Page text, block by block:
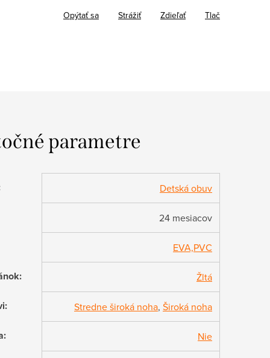
Tlač
Opýtať sa Strážiť Zdieľať
parametre
Detská obuv
24 mesiacov
EVA,PVC
: Žltá
: Stredne široká noha, Široká noha
: Nie